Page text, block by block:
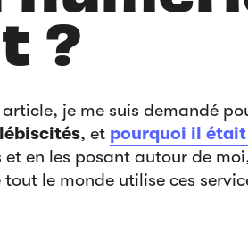
?
je me suis demandé
, et pourquoi il
en les posant autour de
le monde utilise ces